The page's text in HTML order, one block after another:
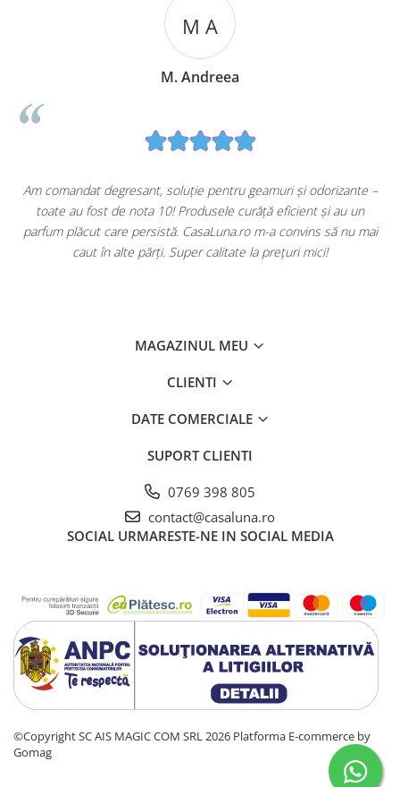
M A
M. Andreea
Am comandat degresant, soluție pentru geamuri și odorizante –
toate au fost de nota 10! Produsele curăță eficient și au un
parfum plăcut care persistă. CasaLuna.ro m-a convins să nu mai
caut în alte părți. Super calitate la prețuri mici!
MAGAZINUL MEU
CLIENTI
DATE COMERCIALE
SUPORT CLIENTI
0769 398 805
contact@casaluna.ro
SOCIAL URMARESTE-NE IN SOCIAL MEDIA
©Copyright SC AIS MAGIC COM SRL 2026 Platforma E-commerce by
Gomag